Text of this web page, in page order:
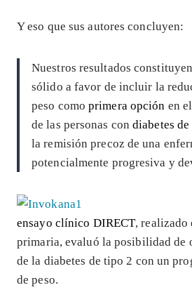
Y eso que sus autores concluyen:
Nuestros resultados
sólido a favor de incluir la
peso comoprimera opción en
de las personas condiabetes
la remisión precoz de una
potencialmente progresiva y
ensayo clínico DIRECT, realizado
primaria, evaluó la posibilidad de
de la diabetes de tipo 2 con un
de peso.